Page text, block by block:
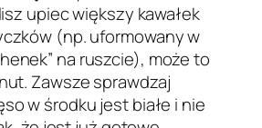
upiec większy kawałek
(np. uformowany w
na ruszcie), może to
Zawsze sprawdzaj
w środku jest białe i nie